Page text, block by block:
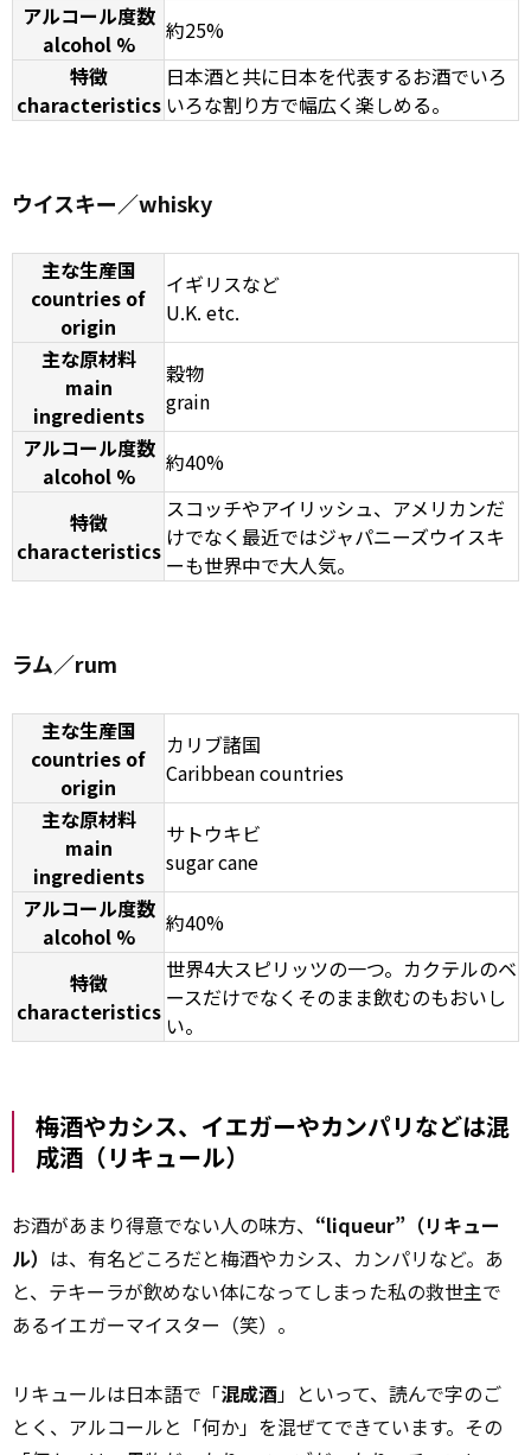
アルコール度数
alcohol %
約25%
特徴
characteristics
日本酒と共に日本を代表するお酒でいろ
いろな割り方で幅広く楽しめる。
ウイスキー／whisky
主な生産国
countries of
origin
イギリスなど
U.K. etc.
主な原材料
main
ingredients
穀物
grain
アルコール度数
alcohol %
約40%
特徴
characteristics
スコッチやアイリッシュ、アメリカンだ
けでなく最近ではジャパニーズウイスキ
ーも世界中で大人気。
ラム／rum
主な生産国
countries of
origin
カリブ諸国
Caribbean countries
主な原材料
main
ingredients
サトウキビ
sugar cane
アルコール度数
alcohol %
約40%
特徴
characteristics
世界4大スピリッツの一つ。カクテルのベ
ースだけでなくそのまま飲むのもおいし
い。
梅酒やカシス、イエガーやカンパリなどは混
成酒（リキュール）
お酒があまり得意でない人の味方、 “liqueur”（リキュー
ル） は、有名どころだと梅酒やカシス、カンパリなど。あ
と、テキーラが飲めない体になってしまった私の救世主で
あるイエガーマイスター（笑）。
リキュールは日本語で「混成酒」といって、読んで字のご
とく、アルコールと「何か」を混ぜてできています。その